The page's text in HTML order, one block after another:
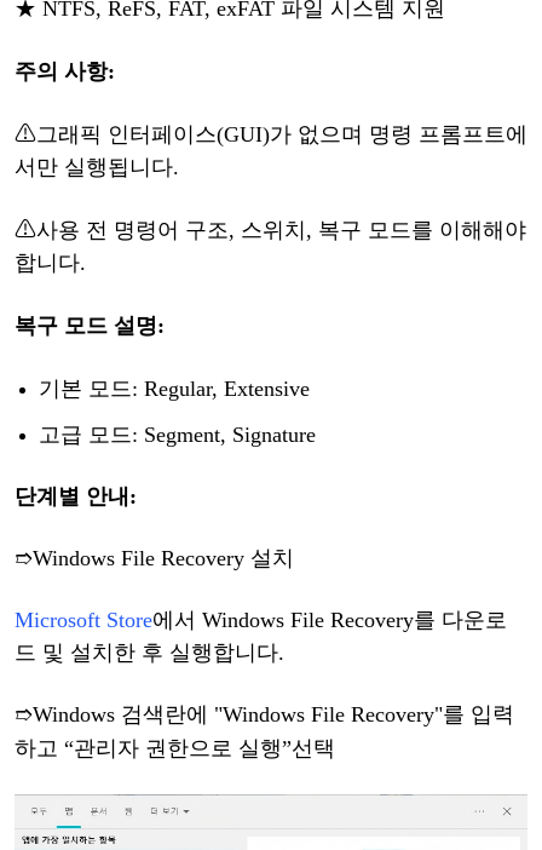
★ NTFS, ReFS, FAT, exFAT 파일 시스템 지원
주의 사항:
⚠그래픽 인터페이스(GUI)가 없으며 명령 프롬프트에
서만 실행됩니다.
⚠사용 전 명령어 구조, 스위치, 복구 모드를 이해해야
합니다.
복구 모드 설명:
기본 모드 : Regular, Extensive
고급 모드 : Segment, Signature
단계별 안내 :
➱Windows File Recovery 설치
Microsoft Store에서 Windows File Recovery를 다운로
드 및 설치한 후 실행합니다.
➱Windows 검색란에 "Windows File Recovery"를 입력
하고 “관리자 권한으로 실행”선택